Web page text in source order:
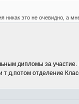
никак это не очевидно, а
дипломы за
д,потом отделение